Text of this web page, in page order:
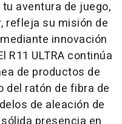
aventura de juego,
refleja su misión de
innovación
R11 ULTRA continúa
de productos de
del ratón de fibra de
de aleación de